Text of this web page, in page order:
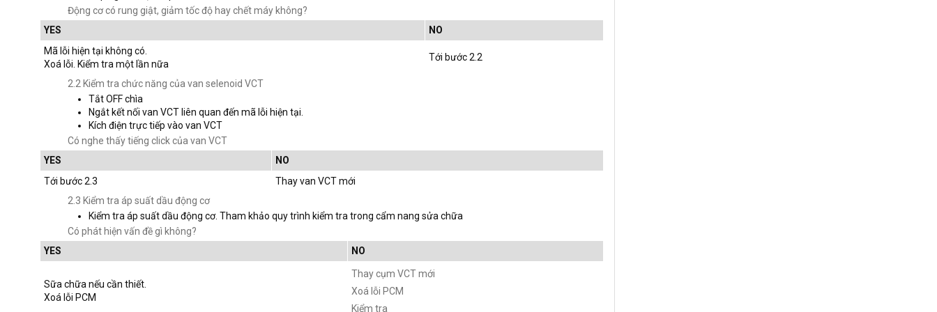
Động cơ có rung giật, giảm tốc độ hay chết máy không?
YES
NO
Mã lỗi hiện tại không có.
Xoá lỗi. Kiểm tra một lần nữa
Tới bước 2.2
2.2 Kiểm tra chức năng của van selenoid VCT
Tắt OFF chìa
Ngắt kết nối van VCT liên quan đến mã lỗi hiện tại.
Kích điện trực tiếp vào van VCT
Có nghe thấy tiếng click của van VCT
YES
NO
Tới bước 2.3
Thay van VCT mới
2.3 Kiểm tra áp suất dầu động cơ
Kiểm tra áp suất dầu động cơ. Tham khảo quy trình kiểm tra trong cẩm nang sửa chữa
Có phát hiện vấn đề gì không?
YES
NO
Sữa chữa nếu cần thiết.
Xoá lỗi PCM
Thay cụm VCT mới
Xoá lỗi PCM
Kiểm tra